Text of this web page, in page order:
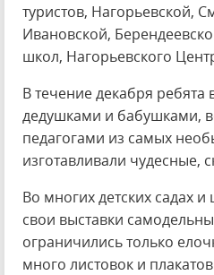
туристов, Нагорьевской,
Ивановской,
школ, Нагорьевского
В течение декабря ребята
дедушками и бабушками,
педагогами из самых
изготавливали чудесные,
Во многих детских садах
свои выставки
ограничились только
много листовок и